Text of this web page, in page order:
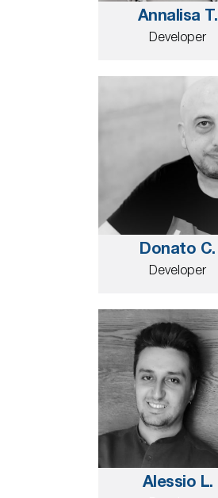
Annalisa T.
Developer
Donato C.
Developer
Alessio L.